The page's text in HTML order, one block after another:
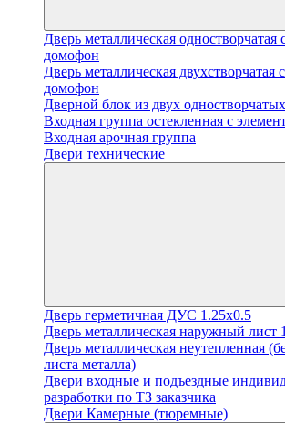
Дверь металлическая
домофон
Дверь металлическая двухстворчатая
домофон
Дверной блок из двух
Входная группа остекленная с
Входная арочная группа
Двери технические
Дверь герметичная ДУС 1.25х0.5
Дверь металлическая наружный лист
Дверь металлическая неутепленная
листа металла)
Двери входные и подъездные
разработки по ТЗ заказчика
Двери Камерные (тюремные)